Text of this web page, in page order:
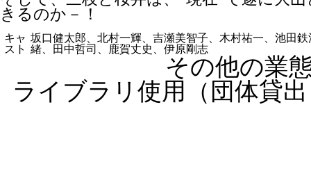
きるのか－！
キャ
スト
坂口健太郎、北村一輝、吉瀬美智子、木村祐一、池田
緒、田中哲司、鹿賀丈史、伊原剛志
その他の業
ライブラリ使用（団体貸